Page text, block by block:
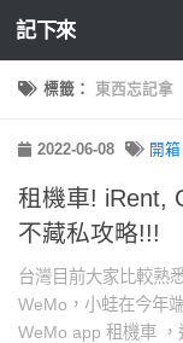
記下來
標籤： 東西忘記拿
2022-06-08 開
租機車! iRent,
不藏私攻略!!!
台灣目前大家比較熟
WeMo，小蛙在今年
WeMo app 租機車 ，